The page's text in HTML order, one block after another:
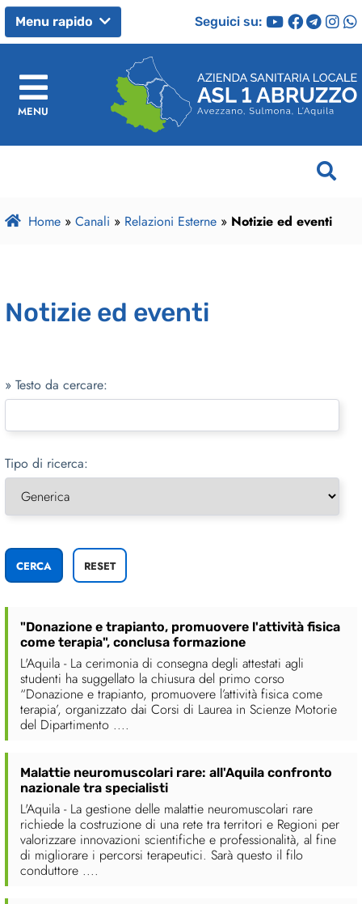
Menu rapido Seguici su:
MENU
Home » Canali » Relazioni Esterne » Notizie ed eventi
Notizie ed eventi
» Testo da cercare:
Tipo di ricerca:
"Donazione e trapianto, promuovere l'attività fisica
come terapia", conclusa formazione
L'Aquila - La cerimonia di consegna degli attestati agli
studenti ha suggellato la chiusura del primo corso
“Donazione e trapianto, promuovere l’attività fisica come
terapia’, organizzato dai Corsi di Laurea in Scienze Motorie
del Dipartimento ....
Malattie neuromuscolari rare: all'Aquila confronto
nazionale tra specialisti
L'Aquila - La gestione delle malattie neuromuscolari rare
richiede la costruzione di una rete tra territori e Regioni per
valorizzare innovazioni scientifiche e professionalità, al fine
di migliorare i percorsi terapeutici. Sarà questo il filo
conduttore ....